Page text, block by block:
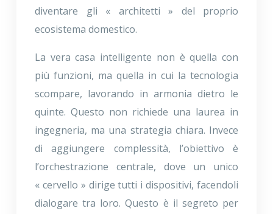
diventare gli « architetti » del proprio
ecosistema domestico.
La vera casa intelligente non è quella con
più funzioni, ma quella in cui la tecnologia
scompare, lavorando in armonia dietro le
quinte. Questo non richiede una laurea in
ingegneria, ma una strategia chiara. Invece
di aggiungere complessità, l’obiettivo è
l’orchestrazione centrale, dove un unico
« cervello » dirige tutti i dispositivi, facendoli
dialogare tra loro. Questo è il segreto per